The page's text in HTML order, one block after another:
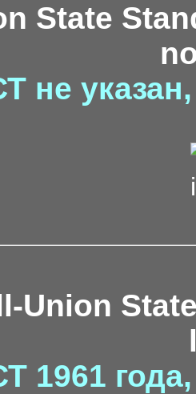
State
не
Union
1961